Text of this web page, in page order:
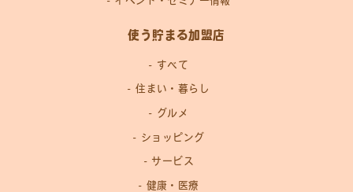
使う貯まる加盟店
すべて
住まい・暮らし
グルメ
ショッピング
サービス
健康・医療